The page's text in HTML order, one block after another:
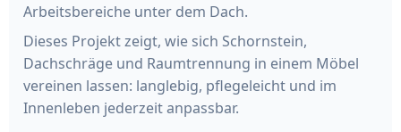
Arbeitsbereiche unter dem Dach.
Dieses Projekt zeigt, wie sich Schornstein,
Dachschräge und Raumtrennung in einem Möbel
vereinen lassen: langlebig, pflegeleicht und im
Innenleben jederzeit anpassbar.